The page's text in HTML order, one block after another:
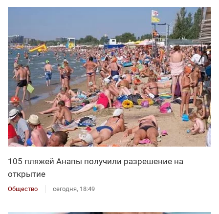
105 пляжей Анапы получили разрешение на
открытие
Общество сегодня, 18:49